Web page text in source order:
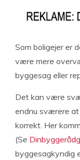
Som boligejer er
være mere
byggesag eller
Det kan være
endnu sværere
korrekt. Her
(Se
byggesagkyndig